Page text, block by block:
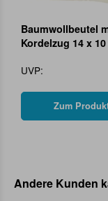
Baumwollbeutel
Kordelzug 14 x
UVP:
Zum
Andere Kunden